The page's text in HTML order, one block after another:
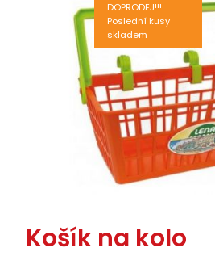
DOPRODEJ!!!
Poslední kusy
skladem
Košík na kolo